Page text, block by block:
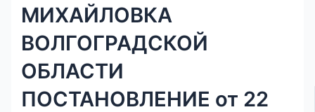
МИХАЙЛОВКА
ВОЛГОГРАДСКОЙ
ОБЛАСТИ
ПОСТАНОВЛЕНИЕ от 22